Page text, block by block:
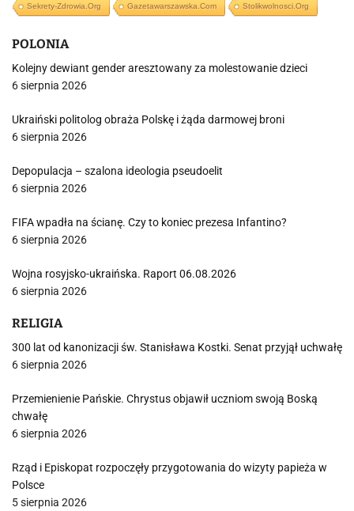
Sekrety-Zdrowia.org Gazetawarszawska.com Stolikwolnosci.org
POLONIA
Kolejny dewiant gender aresztowany za molestowanie dzieci
6 sierpnia 2026
Ukraiński politolog obraża Polskę i żąda darmowej broni
6 sierpnia 2026
Depopulacja – szalona ideologia pseudoelit
6 sierpnia 2026
FIFA wpadła na ścianę. Czy to koniec prezesa Infantino?
6 sierpnia 2026
Wojna rosyjsko-ukraińska. Raport 06.08.2026
6 sierpnia 2026
RELIGIA
300 lat od kanonizacji św. Stanisława Kostki. Senat przyjął uchwałę
6 sierpnia 2026
Przemienienie Pańskie. Chrystus objawił uczniom swoją Boską
chwałę
6 sierpnia 2026
Rząd i Episkopat rozpoczęły przygotowania do wizyty papieża w
Polsce
5 sierpnia 2026